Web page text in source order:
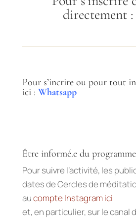
directement :
Pour s’incrire ou pour tout
ici : Whatsapp
Être informé.e du programme
Pour suivre l’activité, les
dates de Cercles de
aucompte Instagram ici
et, en particulier, sur le canal